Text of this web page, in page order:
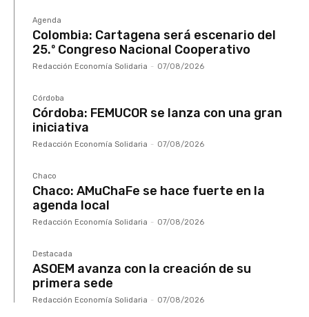
Agenda
Colombia: Cartagena será escenario del
25.º Congreso Nacional Cooperativo
Redacción Economía Solidaria - 07/08/2026
Córdoba
Córdoba: FEMUCOR se lanza con una gran
iniciativa
Redacción Economía Solidaria - 07/08/2026
Chaco
Chaco: AMuChaFe se hace fuerte en la
agenda local
Redacción Economía Solidaria - 07/08/2026
Destacada
ASOEM avanza con la creación de su
primera sede
Redacción Economía Solidaria - 07/08/2026